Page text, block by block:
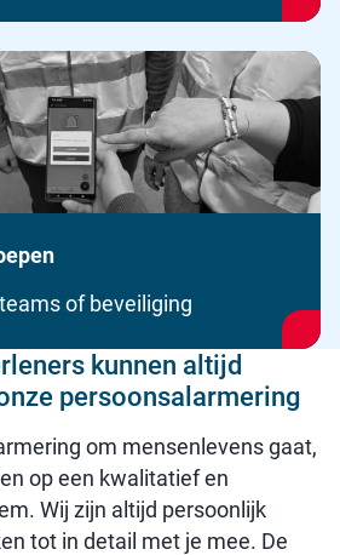
of beveiliging
kunnen altijd
persoonsalarmering
om mensenlevens gaat,
op een kwalitatief en
Wij zijn altijd persoonlijk
tot in detail met je mee. De